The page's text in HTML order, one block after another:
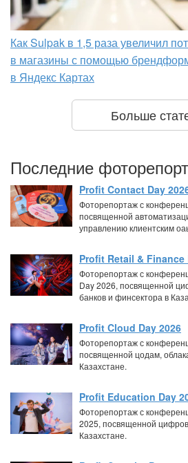
Как Sulpak в 1,5 раза увеличил
в магазины с помощью
в Яндекс Картах
Больше
Последние
Profit Contact Day
Фоторепортаж с
посвященной
управлению клиентским
Profit Retail & Finance
Фоторепортаж с
Day 2026, посвященной
банков и финсектора в
Profit Cloud Day 2026
Фоторепортаж с
посвященной цодам,
Казахстане.
Profit Education Day
Фоторепортаж с
2025, посвященной
Казахстане.